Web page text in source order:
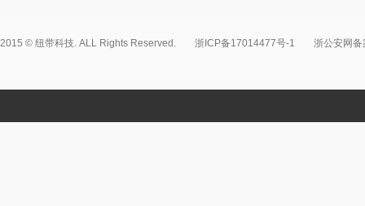
2015 © 纽带科技. ALL Rights Reserved. 浙ICP备17014477号-1 浙公安网